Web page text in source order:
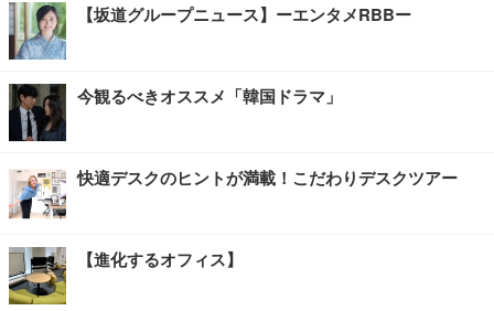
【坂道グループニュース】ーエンタメRBBー
今観るべきオススメ「韓国ドラマ」
快適デスクのヒントが満載！こだわりデスクツアー
【進化するオフィス】